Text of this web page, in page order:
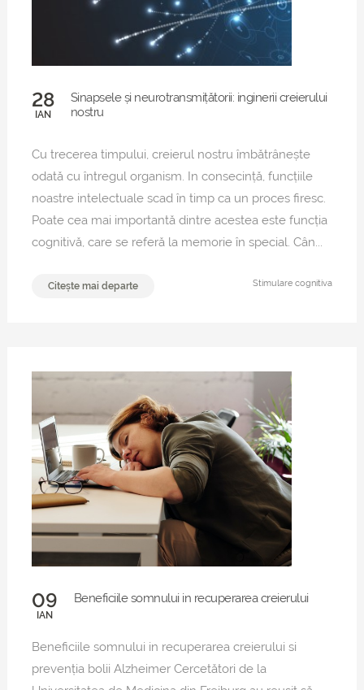
28
IAN
Sinapsele și neurotransmițătorii: inginerii creierului
nostru
Cu trecerea timpului, creierul nostru îmbătrânește
odată cu întregul organism. In consecință, funcțiile
noastre intelectuale scad în timp ca un proces firesc.
Poate cea mai importantă dintre acestea este funcția
cognitivă, care se referă la memorie în special. Cân...
Citește mai departe Stimulare cognitiva
09
IAN
Beneficiile somnului in recuperarea creierului
Beneficiile somnului in recuperarea creierului si
prevenția bolii Alzheimer Cercetători de la